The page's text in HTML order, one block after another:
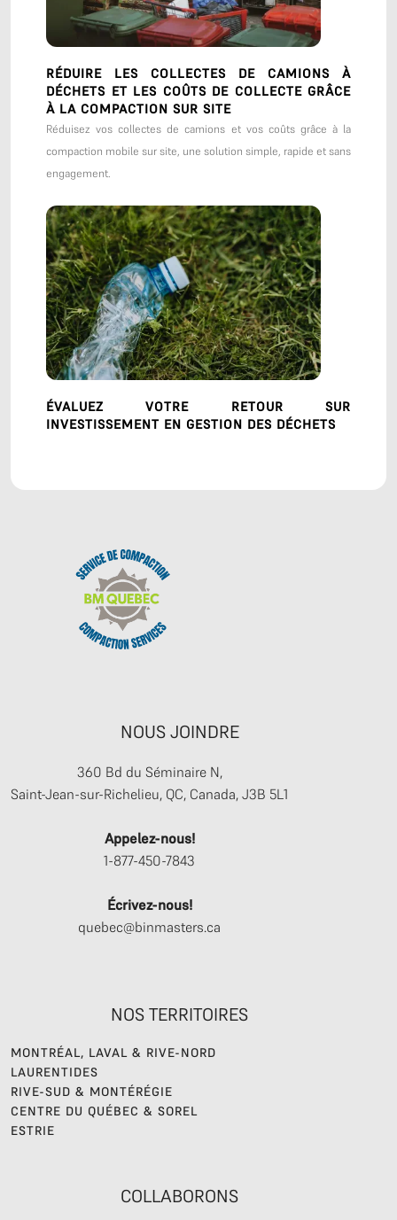
RÉDUIRE LES COLLECTES DE CAMIONS À
DÉCHETS ET LES COÛTS DE COLLECTE GRÂCE
À LA COMPACTION SUR SITE
Réduisez vos collectes de camions et vos coûts grâce à la
compaction mobile sur site, une solution simple, rapide et sans
engagement.
ÉVALUEZ VOTRE RETOUR SUR
INVESTISSEMENT EN GESTION DES DÉCHETS
NOUS JOINDRE
360 Bd du Séminaire N,
Saint-Jean-sur-Richelieu, QC, Canada, J3B 5L1
Appelez-nous!
1-877-450-7843
Écrivez-nous!
quebec@binmasters.ca
NOS TERRITOIRES
MONTRÉAL, LAVAL & RIVE-NORD
LAURENTIDES
RIVE-SUD & MONTÉRÉGIE
CENTRE DU QUÉBEC & SOREL
ESTRIE
COLLABORONS